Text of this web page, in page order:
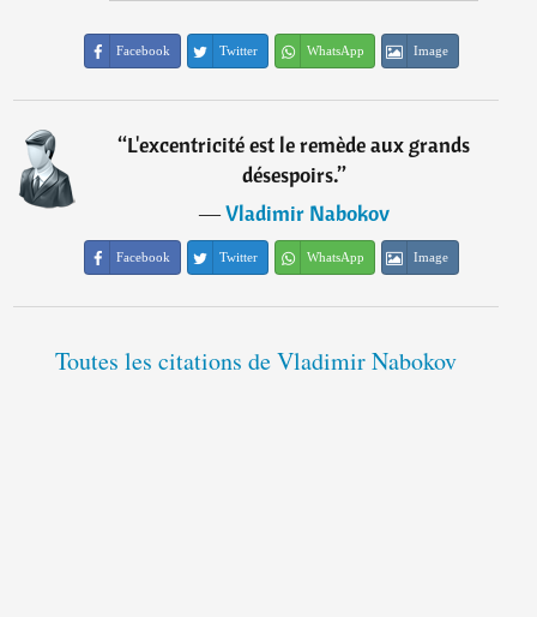
Facebook Twitter WhatsApp Image
“L'excentricité est le remède aux grands
désespoirs.”
―Vladimir Nabokov
Facebook Twitter WhatsApp Image
Toutes les citations de Vladimir Nabokov